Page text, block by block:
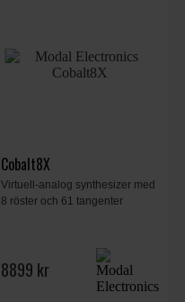
Cobalt8X
Virtuell-analog synthesizer med
8 röster och 61 tangenter
8899 kr